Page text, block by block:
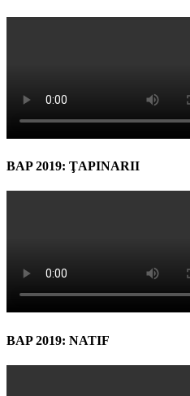
BAP 2019: ŢAPINARII
BAP 2019: NATIF